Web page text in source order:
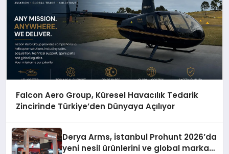
Falcon Aero Group, Küresel Havacılık Tedarik
Zincirinde Türkiye’den Dünyaya Açılıyor
Derya Arms, İstanbul Prohunt 2026’da
yeni nesil ürünlerini ve global marka